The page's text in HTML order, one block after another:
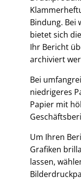
Bindung. Bei
bietet sich
Ihr Bericht
archiviert
Bei
niedrigeres
Papier mit
Um Ihren
Grafiken
lassen,